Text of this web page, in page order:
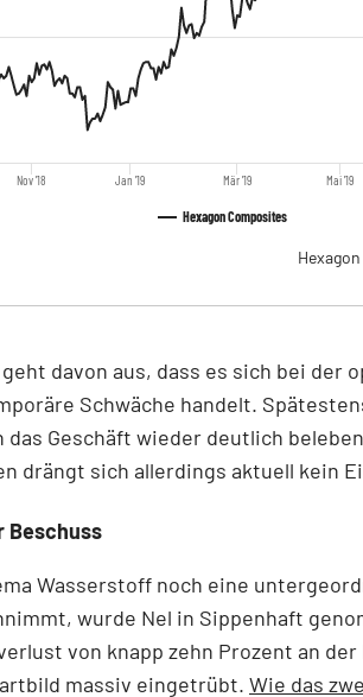
Hexagon Composites
Nov '18 Jan '19 Mär '19 Mai '19
geht davon aus, dass es sich bei der
Schwäche handelt.
das Geschäft wieder deutlich
drängt sich allerdings aktuell kein
Beschuss
Wasserstoff noch eine
wurde Nel in Sippenhaft
von knapp zehn Prozent an
massiv eingetrübt. Wie das